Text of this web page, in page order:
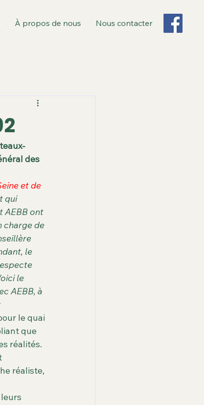
À propos de nous Nous contacter
Revue de presse
et recours
à la une
des
et de
qui
AEBB ont
charge de
le
le
AEBB, à
le quai
que
réalités.
réaliste,